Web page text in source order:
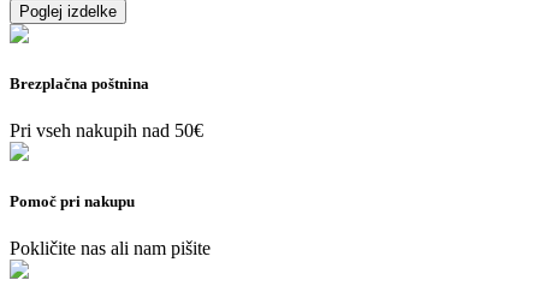
Poglej izdelke
Brezplačna poštnina
Pri vseh nakupih nad 50€
Pomoč pri nakupu
Pokličite nas ali nam pišite